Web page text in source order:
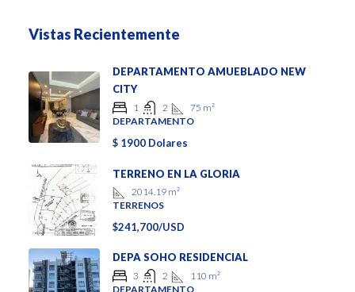
Vistas Recientemente
DEPARTAMENTO AMUEBLADO NEW
CITY
1 2 75 m²
DEPARTAMENTO
$ 1900 Dolares
TERRENO EN LA GLORIA
2014.19 m²
TERRENOS
$241,700/USD
DEPA SOHO RESIDENCIAL
3 2 110 m²
DEPARTAMENTO